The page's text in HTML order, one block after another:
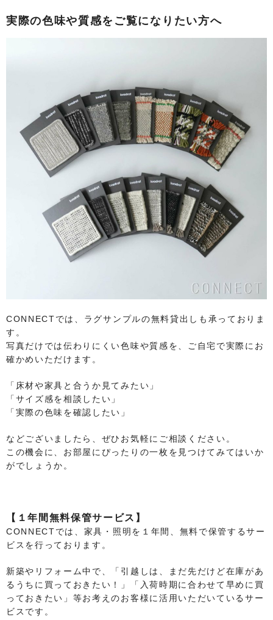
実際の色味や質感をご覧になりたい方へ
CONNECTでは、ラグサンプルの無料貸出しも承っておりま
す。
写真だけでは伝わりにくい色味や質感を、ご自宅で実際にお
確かめいただけます。
「床材や家具と合うか見てみたい」
「サイズ感を相談したい」
「実際の色味を確認したい」
などございましたら、ぜひお気軽にご相談ください。
この機会に、お部屋にぴったりの一枚を見つけてみてはいか
がでしょうか。
【１年間無料保管サービス】
CONNECTでは、家具・照明を１年間、無料で保管するサー
ビスを行っております。
新築やリフォーム中で、「引越しは、まだ先だけど在庫があ
るうちに買っておきたい！」「入荷時期に合わせて早めに買
っておきたい」等お考えのお客様に活用いただいているサー
ビスです。